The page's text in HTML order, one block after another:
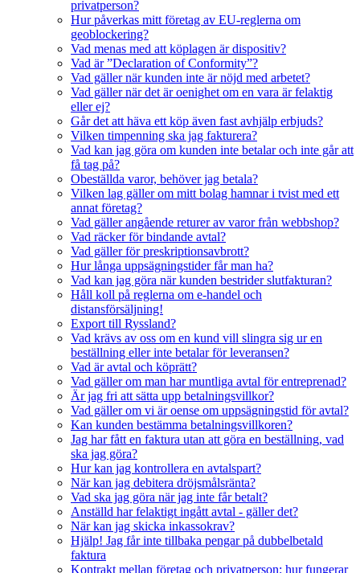
privatperson?
Hur påverkas mitt företag av EU-reglerna om
geoblockering?
Vad menas med att köplagen är dispositiv?
Vad är ”Declaration of Conformity”?
Vad gäller när kunden inte är nöjd med arbetet?
Vad gäller när det är oenighet om en vara är felaktig
eller ej?
Går det att häva ett köp även fast avhjälp erbjuds?
Vilken timpenning ska jag fakturera?
Vad kan jag göra om kunden inte betalar och inte går att
få tag på?
Obeställda varor, behöver jag betala?
Vilken lag gäller om mitt bolag hamnar i tvist med ett
annat företag?
Vad gäller angående returer av varor från webbshop?
Vad räcker för bindande avtal?
Vad gäller för preskriptionsavbrott?
Hur långa uppsägningstider får man ha?
Vad kan jag göra när kunden bestrider slutfakturan?
Håll koll på reglerna om e-handel och
distansförsäljning!
Export till Ryssland?
Vad krävs av oss om en kund vill slingra sig ur en
beställning eller inte betalar för leveransen?
Vad är avtal och köprätt?
Vad gäller om man har muntliga avtal för entreprenad?
Är jag fri att sätta upp betalningsvillkor?
Vad gäller om vi är oense om uppsägningstid för avtal?
Kan kunden bestämma betalningsvillkoren?
Jag har fått en faktura utan att göra en beställning, vad
ska jag göra?
Hur kan jag kontrollera en avtalspart?
När kan jag debitera dröjsmålsränta?
Vad ska jag göra när jag inte får betalt?
Anställd har felaktigt ingått avtal - gäller det?
När kan jag skicka inkassokrav?
Hjälp! Jag får inte tillbaka pengar på dubbelbetald
faktura
Kontrakt mellan företag och privatperson: hur fungerar